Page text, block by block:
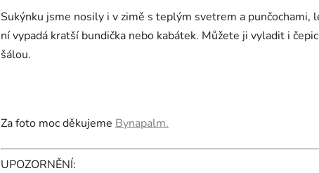
Sukýnku jsme nosily i v zimě s teplým svetrem a punčochami,
ní vypadá kratší bundička nebo kabátek. Můžete ji vyladit i
šálou.
Za foto moc děkujeme Bynapalm.
UPOZORNĚNÍ: